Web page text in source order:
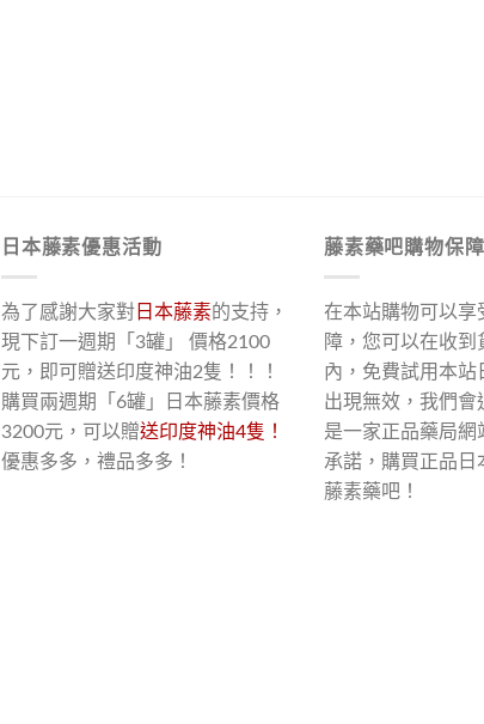
日本藤素優惠活動
為了感謝大家對 日本藤素的支持，
現下訂一週期「3罐」 價格2100
元，即可贈送印度神油2隻！！！
購買兩週期「6罐」日本藤素價格
3200元，可以贈送印度神油4隻！
優惠多多，禮品多多！
藤素藥吧購物保障
在本站購物可以享
障，您可以在收到
內，免費試用本站
出現無效，我們會
是一家正品藥局網
承諾，購買正品日
藤素藥吧！